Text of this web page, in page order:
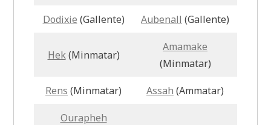
Dodixie (Gallente) Aubenall (Gallente)
Hek(Minmatar)
Amamake
(Minmatar)
Rens (Minmatar) Assah (Ammatar)
Ourapheh